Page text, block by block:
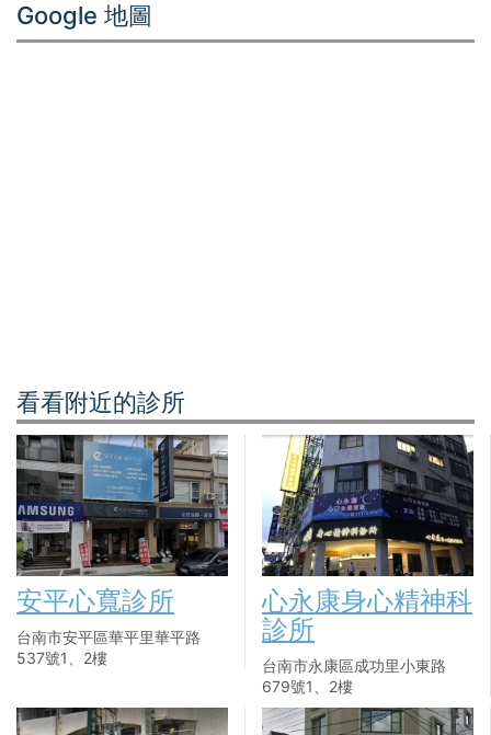
Google 地圖
看看附近的診所
安平心寬診所
台南市安平區華平里華平路
537號1、2樓
心永康身心精神科
診所
台南市永康區成功里小東路
679號1、2樓